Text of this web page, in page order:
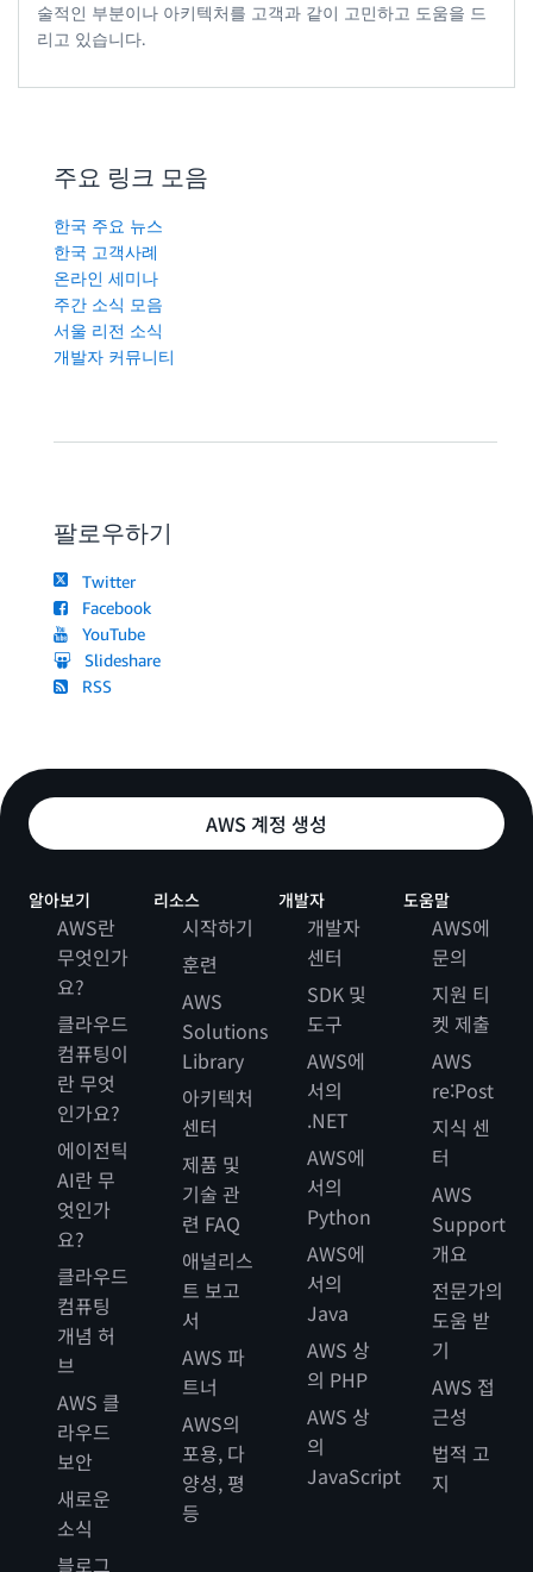
술적인 부분이나 아키텍처를 고객과 같이 고민하고 도움을 드
리고 있습니다.
주요 링크 모음
한국 주요 뉴스
한국 고객사례
온라인 세미나
주간 소식 모음
서울 리전 소식
개발자 커뮤니티
팔로우하기
Twitter
Facebook
YouTube
Slideshare
RSS
AWS 계정 생성
알아보기
AWS란
무엇인가
요?
클라우드
컴퓨팅이
란 무엇
인가요?
에이전틱
AI란 무
엇인가
요?
클라우드
컴퓨팅
개념 허
브
AWS 클
라우드
보안
새로운
소식
블로그
리소스
시작하기
훈련
AWS
Solutions
Library
아키텍처
센터
제품 및
기술 관
련 FAQ
애널리스
트 보고
서
AWS 파
트너
AWS의
포용, 다
양성, 평
등
개발자
개발자
센터
SDK 및
도구
AWS에
서의
.NET
AWS에
서의
Python
AWS에
서의
Java
AWS 상
의 PHP
AWS 상
의
JavaScript
도움말
AWS에
문의
지원 티
켓 제출
AWS
re:Post
지식 센
터
AWS
Support
개요
전문가의
도움 받
기
AWS 접
근성
법적 고
지